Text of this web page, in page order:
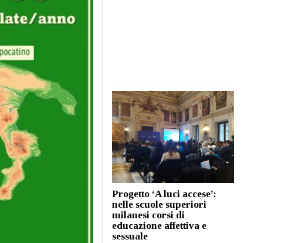
Progetto ‘A luci accese’:
nelle scuole superiori
milanesi corsi di
educazione affettiva e
sessuale